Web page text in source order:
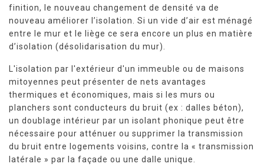
finition, le nouveau changement de densité va de
nouveau améliorer l’isolation. Si un vide d’air est ménagé
entre le mur et le liège ce sera encore un plus en matière
d’isolation (désolidarisation du mur).
L'isolation par l'extérieur d'un immeuble ou de maisons
mitoyennes peut présenter de nets avantages
thermiques et économiques, mais si les murs ou
planchers sont conducteurs du bruit (ex : dalles béton),
un doublage intérieur par un isolant phonique peut être
nécessaire pour atténuer ou supprimer la transmission
du bruit entre logements voisins, contre la « transmission
latérale » par la façade ou une dalle unique.